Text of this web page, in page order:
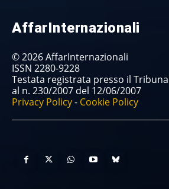
AffarInternazionali
© 2026 AffarInternazionali
ISSN 2280-9228
Testata registrata presso il
al n. 230/2007 del 12/06/2007
Privacy Policy- Cookie Policy